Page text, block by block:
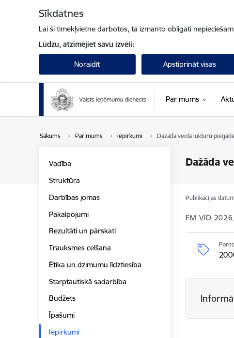
Sīkdatnes
Lai šī tīmekļvietne darbotos, tā izmanto obligāti
Lūdzu, atzīmējiet savu izvēli:
Noraidīt Apstiprināt visas
Par mums
Sākums Par mums Iepirkumi Dažāda veida lukturu
Dažāda
Vadība
Struktūra
Darbības jomas
Pakalpojumi
Rezultāti un pārskati
Trauksmes celšana
Ētika un dzimumu līdztiesība
Starptautiskā sadarbība
Budžets
Īpašumi
Iepirkumi
Publikācijas
FM VID